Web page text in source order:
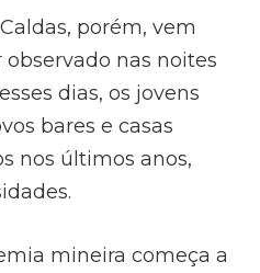
porém, vem
nas noites
dias, os jovens
bares e casas
nos últimos anos,
mineira começa a